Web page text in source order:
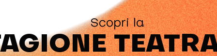
Scopri la